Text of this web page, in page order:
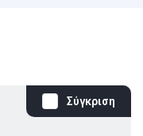
Σύγκριση